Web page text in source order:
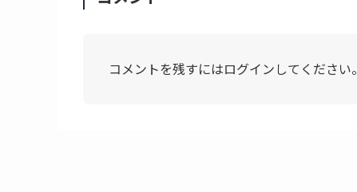
コメントを残すにはログインしてください。